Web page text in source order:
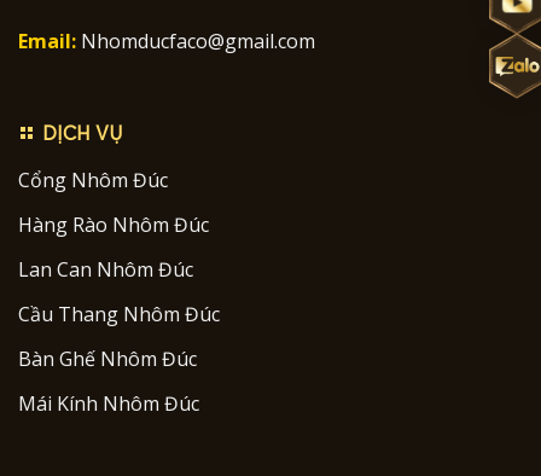
Email: Nhomducfaco@gmail.com
DỊCH VỤ
Cổng Nhôm Đúc
Hàng Rào Nhôm Đúc
Lan Can Nhôm Đúc
Cầu Thang Nhôm Đúc
Bàn Ghế Nhôm Đúc
Mái Kính Nhôm Đúc